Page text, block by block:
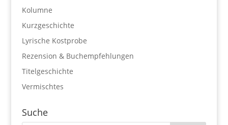
Kolumne
Kurzgeschichte
Lyrische Kostprobe
Rezension & Buchempfehlungen
Titelgeschichte
Vermischtes
Suche